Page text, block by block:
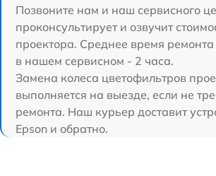
Позвоните нам и наш сервисного
проконсультирует и озвучит
проектора. Среднее время ремонта
в нашем сервисном - 2 часа.
Замена колеса цветофильтров
выполняется на выезде, если не
ремонта. Наш курьер доставит
Epson и обратно.